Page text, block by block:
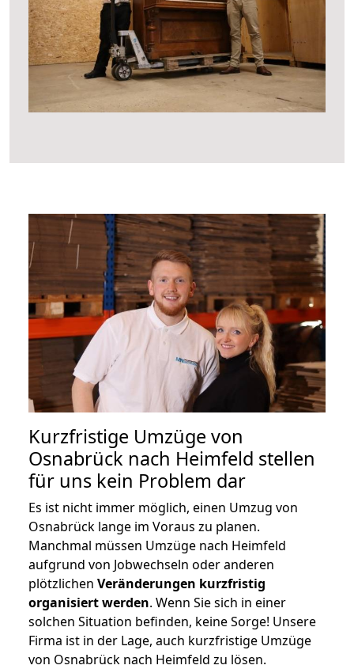
Kurzfristige Umzüge von
Osnabrück nach Heimfeld stellen
für uns kein Problem dar
Es ist nicht immer möglich, einen Umzug von
Osnabrück lange im Voraus zu planen.
Manchmal müssen Umzüge nach Heimfeld
aufgrund von Jobwechseln oder anderen
plötzlichen Veränderungen kurzfristig
organisiert werden. Wenn Sie sich in einer
solchen Situation befinden, keine Sorge! Unsere
Firma ist in der Lage, auch kurzfristige Umzüge
von Osnabrück nach Heimfeld zu lösen.